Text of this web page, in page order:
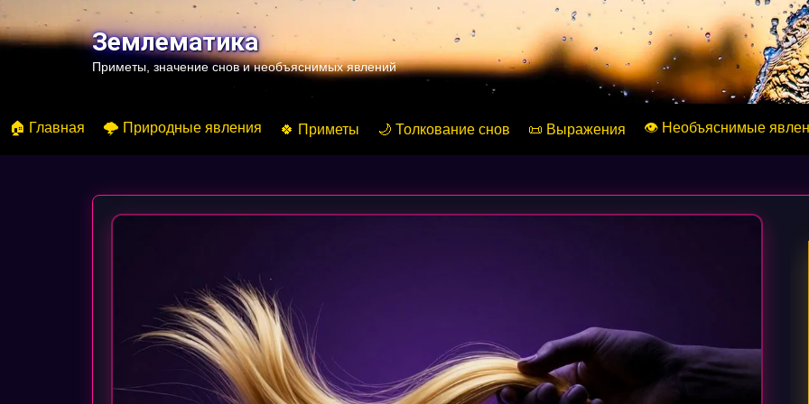
к
содержимомуЗемлематика
Приметы, значение снов и необъяснимых явлений
🏠 Главная 🌩️ Природные явления 🍀 Приметы 🌙 Толкование снов 📜 Выражения 👁️ Необъяснимые